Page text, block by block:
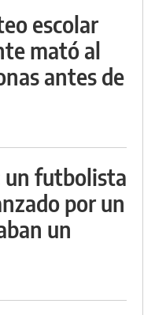
escolar
mató al
antes de
un futbolista
por un
un